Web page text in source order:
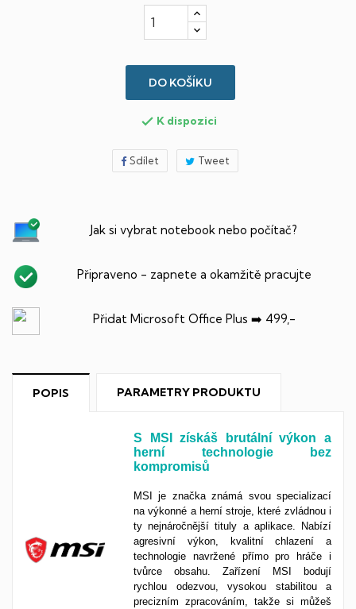
DO KOŠÍKU
 K dispozici
Sdílet Tweet
Jak si vybrat notebook nebo počítač?
Připraveno - zapnete a okamžitě pracujte
Přidat Microsoft Office Plus ➡️ 499,-
POPIS PARAMETRY PRODUKTU
S MSI získáš brutální výkon a
herní technologie bez
kompromisů
MSI je značka známá svou specializací
na výkonné a herní stroje, které zvládnou i
ty nejnáročnější tituly a aplikace. Nabízí
agresivní výkon, kvalitní chlazení a
technologie navržené přímo pro hráče i
tvůrce obsahu. Zařízení MSI bodují
rychlou odezvou, vysokou stabilitou a
precizním zpracováním, takže si můžeš